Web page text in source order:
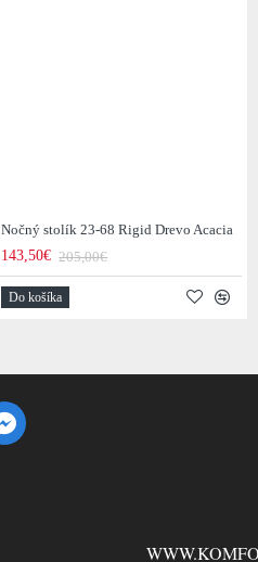
Nočný stolík 23-68 Rigid Drevo Acacia
143,50€ 205,00€
Do košíka